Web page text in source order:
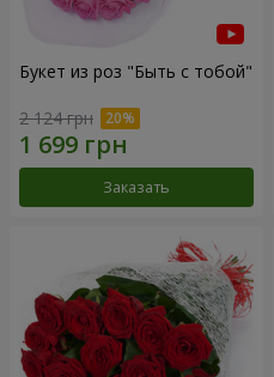
Букет из роз "Быть с тобой"
2 124 грн
Заказать